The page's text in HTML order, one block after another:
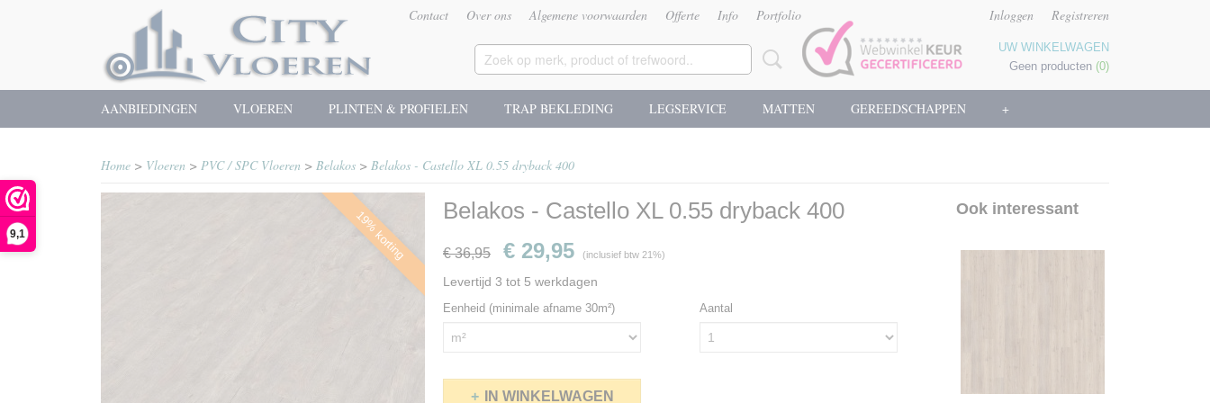
9,1
Contact Over ons Algemene voorwaarden Offerte Info Portfolio Inloggen Registreren
UW WINKELWAGEN
Geen producten (0)
AANBIEDINGEN VLOEREN PLINTEN & PROFIELEN TRAP BEKLEDING LEGSERVICE MATTEN GEREEDSCHAPPEN +
Home > Vloeren > PVC / SPC Vloeren > Belakos > Belakos - Castello XL 0.55 dryback 400
19% korting Belakos - Castello XL 0.55 dryback 400
€ 36,95 € 29,95 (inclusief btw 21%)
Levertijd 3 tot 5 werkdagen
Eenheid (minimale afname 30m²) Aantal
IN WINKELWAGEN
Ook interessant